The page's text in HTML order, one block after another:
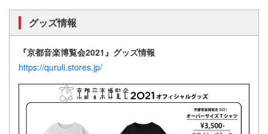
グッズ情報
『京都音楽博覧会2021』グッズ情報
https://quruli.stores.jp/